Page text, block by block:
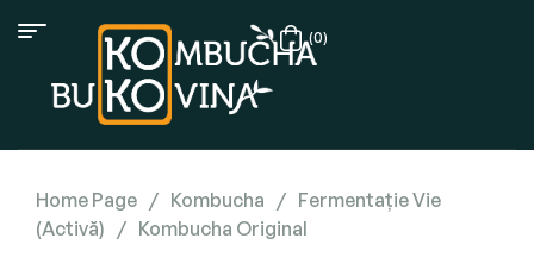
(0)
Home Page / Kombucha / Fermentație Vie
(Activă) / Kombucha Original